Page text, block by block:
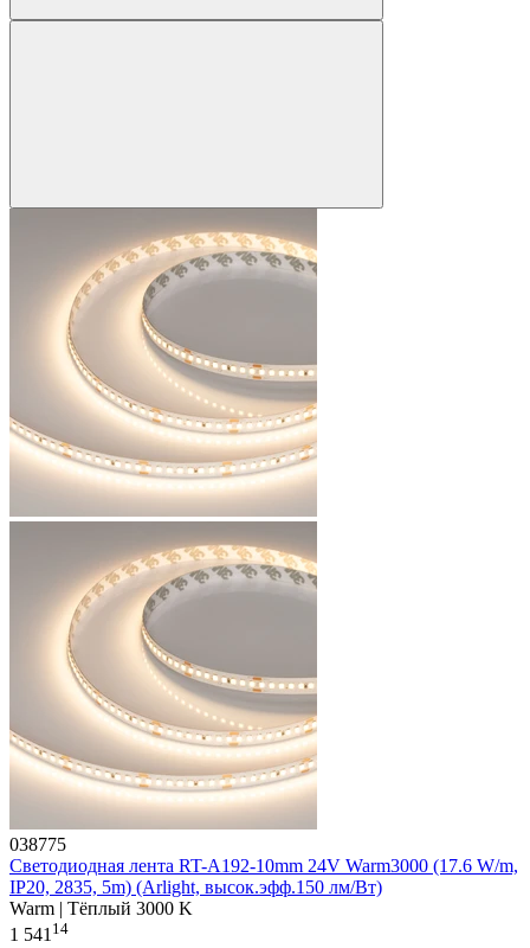
038775
Светодиодная лента RT-A192-10mm 24V Warm3000 (17.6 W/m,
IP20, 2835, 5m) (Arlight, высок.эфф.150 лм/Вт)
Warm | Тёплый 3000 K
1 54114